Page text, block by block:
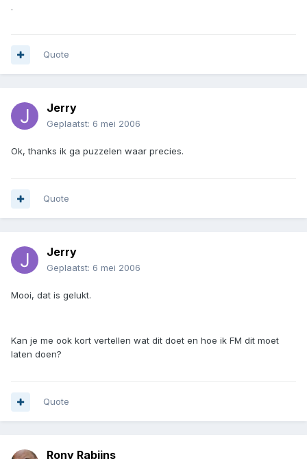
.
Quote
Jerry
Geplaatst: 6 mei 2006
Ok, thanks ik ga puzzelen waar precies.
Quote
Jerry
Geplaatst: 6 mei 2006
Mooi, dat is gelukt.
Kan je me ook kort vertellen wat dit doet en hoe ik FM dit moet
laten doen?
Quote
Rony Rabijns